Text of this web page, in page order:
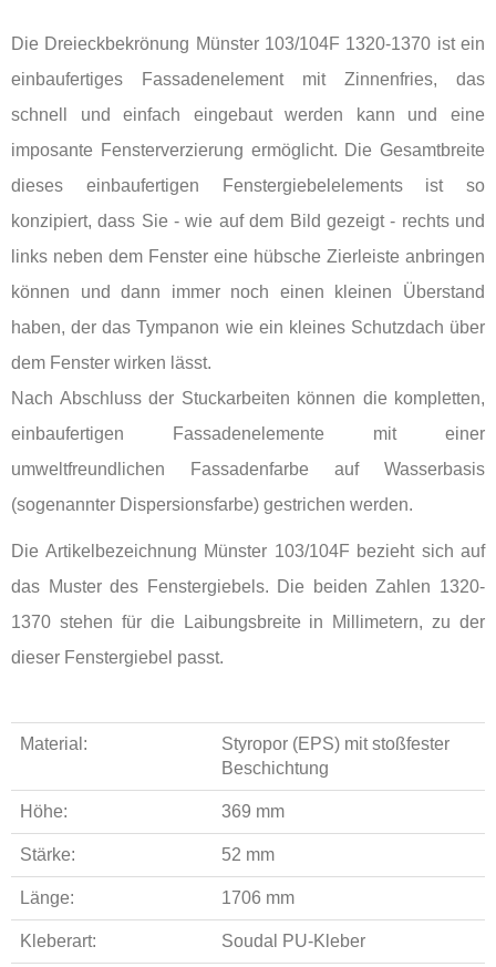
Die Dreieckbekrönung Münster 103/104F 1320-1370 ist ein
einbaufertiges Fassadenelement mit Zinnenfries, das
schnell und einfach eingebaut werden kann und eine
imposante Fensterverzierung ermöglicht. Die Gesamtbreite
dieses einbaufertigen Fenstergiebelelements ist so
konzipiert, dass Sie - wie auf dem Bild gezeigt - rechts und
links neben dem Fenster eine hübsche Zierleiste anbringen
können und dann immer noch einen kleinen Überstand
haben, der das Tympanon wie ein kleines Schutzdach über
dem Fenster wirken lässt.
Nach Abschluss der Stuckarbeiten können die kompletten,
einbaufertigen Fassadenelemente mit einer
umweltfreundlichen Fassadenfarbe auf Wasserbasis
(sogenannter Dispersionsfarbe) gestrichen werden.
Die Artikelbezeichnung Münster 103/104F bezieht sich auf
das Muster des Fenstergiebels. Die beiden Zahlen 1320-
1370 stehen für die Laibungsbreite in Millimetern, zu der
dieser Fenstergiebel passt.
Material:
Styropor (EPS) mit stoßfester
Beschichtung
Höhe: 369 mm
Stärke: 52 mm
Länge: 1706 mm
Kleberart: Soudal PU-Kleber